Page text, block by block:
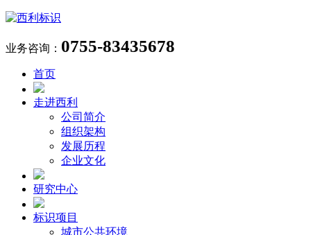
业务咨询： 0755-83435678
首页
走进西利
公司简介
组织架构
发展历程
企业文化
研究中心
标识项目
城市公共环境